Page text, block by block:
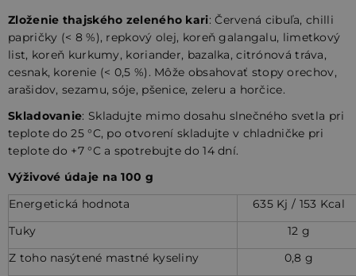
Zloženie thajského zeleného kari:Červená cibuľa, chilli
papričky (< 8 %), repkový olej, koreň galangalu, limetkový
list, koreň kurkumy, koriander, bazalka, citrónová tráva,
cesnak, korenie (< 0,5 %). Môže obsahovať stopy orechov,
arašidov, sezamu, sóje, pšenice, zeleru a horčice.
Skladovanie: Skladujte mimo dosahu slnečného svetla pri
teplote do 25 °C, po otvorení skladujte v chladničke pri
teplote do +7 °C a spotrebujte do 14 dní.
Výživové údaje na 100 g
Energetická hodnota
635 Kj / 153 Kcal
Tuky
12 g
Z toho nasýtené mastné kyseliny
0,8 g